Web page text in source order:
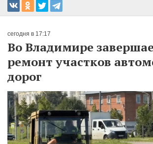
сегодня в 17:17
Во Владимире
ремонт участков
дорог